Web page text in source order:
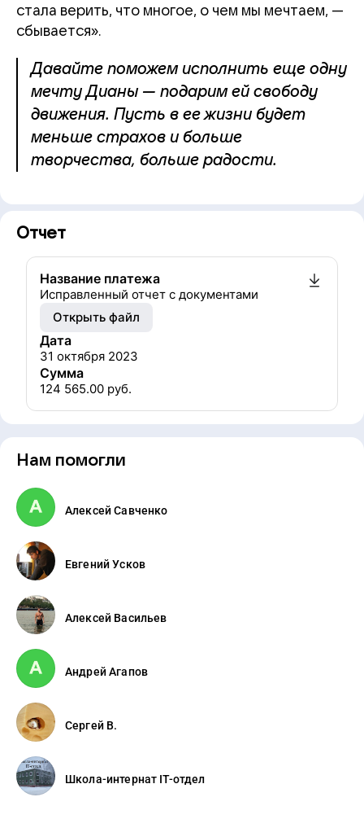
стала верить, что многое, о чем мы мечтаем, —
сбывается».
Давайте поможем исполнить еще одну
мечту Дианы — подарим ей свободу
движения. Пусть в ее жизни будет
меньше страхов и больше
творчества, больше радости.
Отчет
Название платежа
Исправленный отчет с документами
Открыть файл
Дата
31 октября 2023
Сумма
124 565.00 руб.
Нам помогли
Алексей Савченко
Евгений Усков
Алексей Васильев
Андрей Агапов
Сергей В.
Школа-интернат IT-отдел